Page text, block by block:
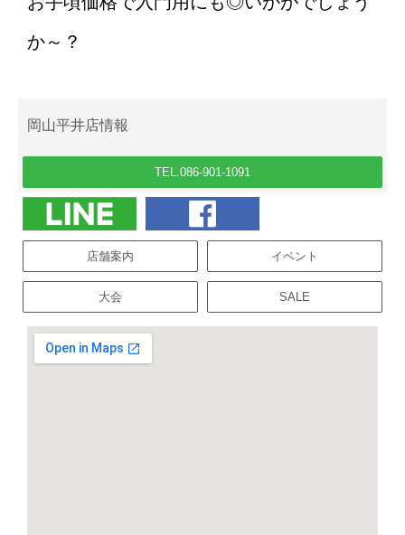
か～？
岡山平井店情報
TEL.086-901-1091
店舗案内 イベント
大会 SALE